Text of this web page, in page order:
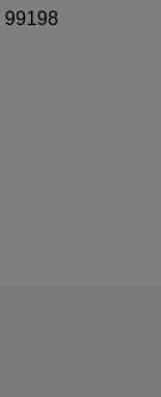
99198